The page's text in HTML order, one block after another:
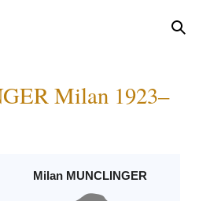
Milan 1923–
Milan MUNCLINGER